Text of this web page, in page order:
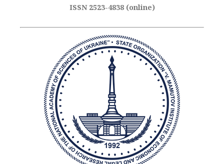
ISSN 2523-4838 (online)